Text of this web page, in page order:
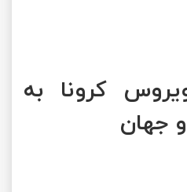
کرونا به
جهان